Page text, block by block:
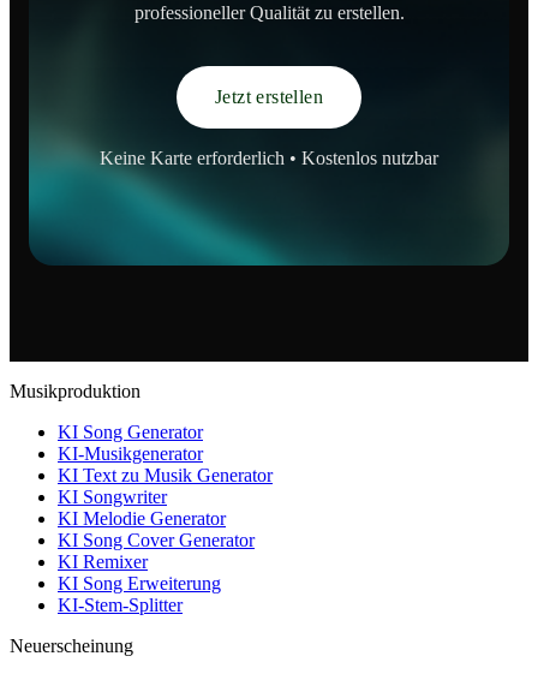
professioneller Qualität zu erstellen.
Jetzt erstellen
Keine Karte erforderlich • Kostenlos nutzbar
Musikproduktion
KI Song Generator
KI-Musikgenerator
KI Text zu Musik Generator
KI Songwriter
KI Melodie Generator
KI Song Cover Generator
KI Remixer
KI Song Erweiterung
KI-Stem-Splitter
Neuerscheinung